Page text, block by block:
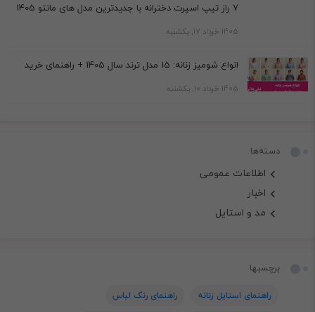
7 راز تیپ اسپرت دخترانه با جدیدترین مدل های مانتو 1405
1405 خرداد 17, یکشنبه
انواع شومیز زنانه: 15 مدل ترند سال 1405 + راهنمای خرید
1405 خرداد 10, یکشنبه
دسته‌ها
اطلاعات عمومی
اخبار
مد و استایل
برچسبها
راهنمای استایل زنانه
راهنمای رنگ لباس